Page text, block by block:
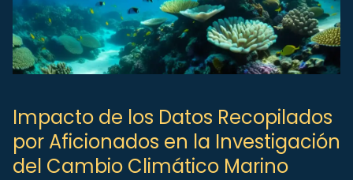
Impacto de los Datos Recopilados
por Aficionados en la Investigación
del Cambio Climático Marino